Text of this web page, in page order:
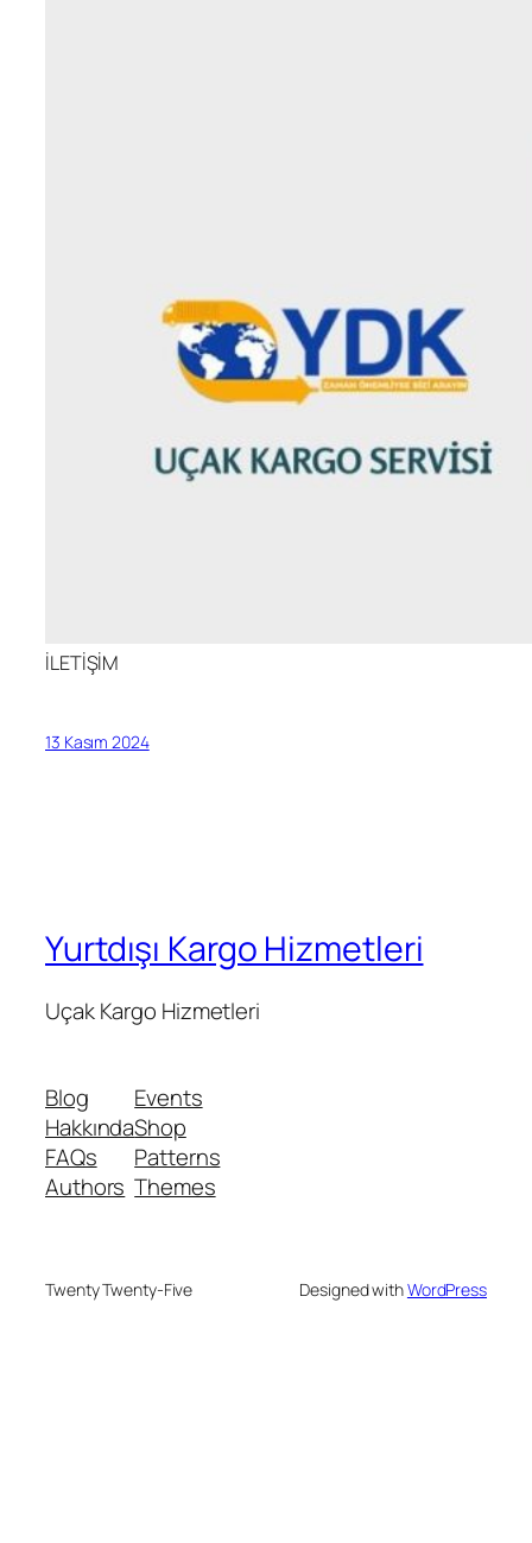
İLETİŞİM
13 Kasım 2024
Yurtdışı Kargo Hizmetleri
Uçak Kargo Hizmetleri
Blog
Hakkında
FAQs
Authors
Events
Shop
Patterns
Themes
Twenty Twenty-Five Designed withWordPress